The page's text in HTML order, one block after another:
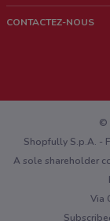
Contacts
CONTACTEZ-NOUS
Vous rencontrez un
©
Shopfully S.p.A. -
A sole shareholder
Via